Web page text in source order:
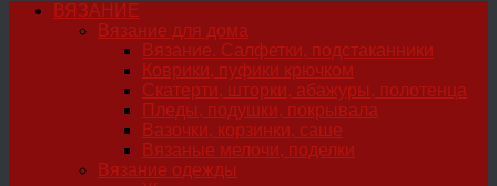
ВЯЗАНИЕ
Вязание для дома
Вязание. Салфетки, подстаканники
Коврики, пуфики крючком
Скатерти, шторки, абажуры, полотенца
Пледы, подушки, покрывала
Вазочки, корзинки, саше
Вязаные мелочи, поделки
Вязание одежды